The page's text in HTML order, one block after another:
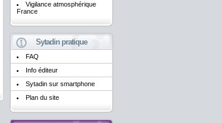
Vigilance atmosphérique
France
Sytadin pratique
FAQ
Info éditeur
Sytadin sur smartphone
Plan du site